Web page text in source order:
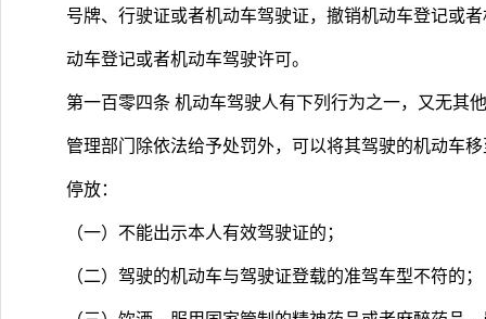
号牌、行驶证或者机动车驾驶证，撤销机动车登记或
动车登记或者机动车驾驶许可。
第一百零四条 机动车驾驶人有下列行为之一，又无其
管理部门除依法给予处罚外，可以将其驾驶的机动车
停放：
（一）不能出示本人有效驾驶证的；
（二）驾驶的机动车与驾驶证登载的准驾车型不符的；